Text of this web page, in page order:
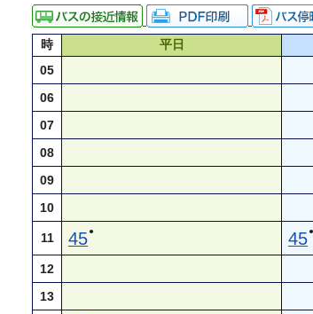
時 平日
05
06
07
08
09
10
11 45● 45●
12
13